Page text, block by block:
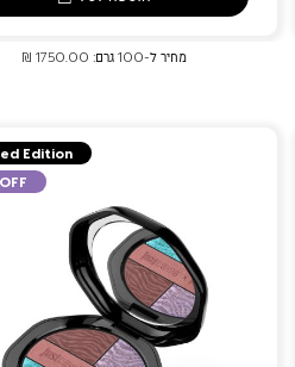
מחיר ל-100 גרם: 1750.00 ₪
Edition